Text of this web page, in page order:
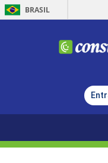
BRASIL